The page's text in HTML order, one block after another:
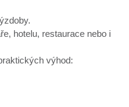
hotelu, restaurace nebo i
výhod: